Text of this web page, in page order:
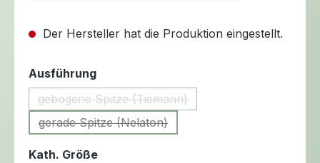
Der Hersteller hat die Produktion eingestellt.
Ausführungauswählen
gebogene Spitze (Tiemann)
(Diese Option ist zurzeit nicht verfügbar.)
gerade Spitze (Nelaton)
(Diese Option ist zurzeit nicht verfügbar.)
Kath. Größeauswählen